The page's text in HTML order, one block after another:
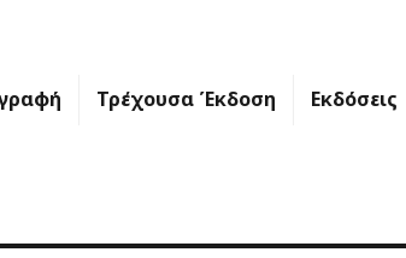
Τρέχουσα Έκδοση Εκδόσεις